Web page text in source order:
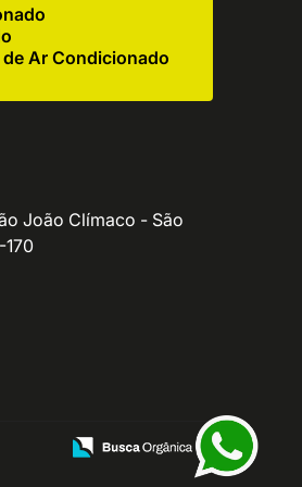
Ar Condicionado
João Clímaco - São
170